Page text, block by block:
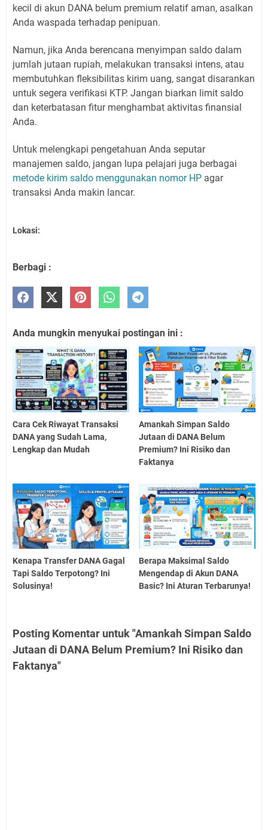
kecil di akun DANA belum premium relatif aman, asalkan
Anda waspada terhadap penipuan.
Namun, jika Anda berencana menyimpan saldo dalam
jumlah jutaan rupiah, melakukan transaksi intens, atau
membutuhkan fleksibilitas kirim uang, sangat disarankan
untuk segera verifikasi KTP. Jangan biarkan limit saldo
dan keterbatasan fitur menghambat aktivitas finansial
Anda.
Untuk melengkapi pengetahuan Anda seputar
manajemen saldo, jangan lupa pelajari juga berbagai
metode kirim saldo menggunakan nomor HP agar
transaksi Anda makin lancar.
Lokasi:
Berbagi :
Anda mungkin menyukai postingan ini :
Cara Cek Riwayat Transaksi
DANA yang Sudah Lama,
Lengkap dan Mudah
Amankah Simpan Saldo
Jutaan di DANA Belum
Premium? Ini Risiko dan
Faktanya
Kenapa Transfer DANA Gagal
Tapi Saldo Terpotong? Ini
Solusinya!
Berapa Maksimal Saldo
Mengendap di Akun DANA
Basic? Ini Aturan Terbarunya!
Posting Komentar untuk "Amankah Simpan Saldo
Jutaan di DANA Belum Premium? Ini Risiko dan
Faktanya"